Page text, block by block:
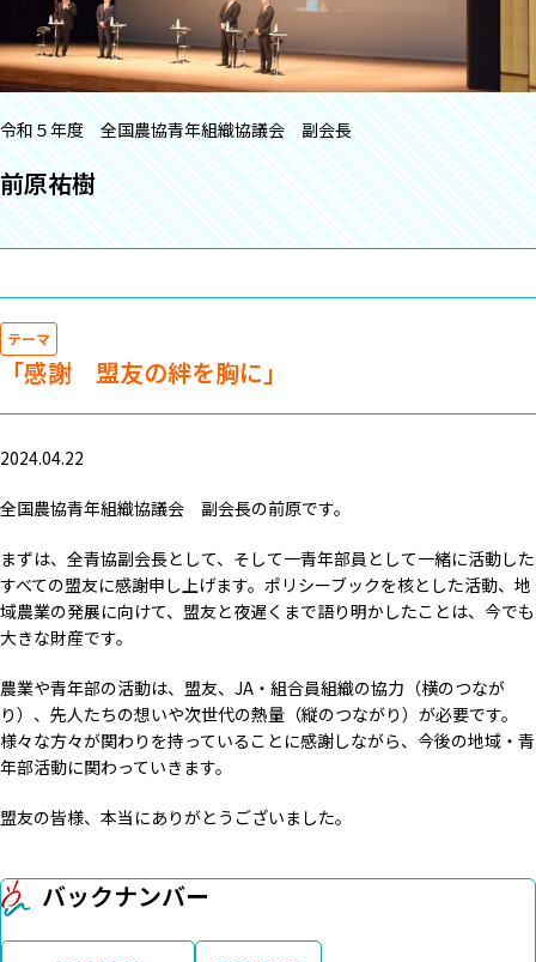
令和５年度 全国農協青年組織協議会 副会長
前原祐樹
テーマ
「感謝 盟友の絆を胸に」
2024.04.22
全国農協青年組織協議会 副会長の前原です。
まずは、全青協副会長として、そして一青年部員として一緒に活動した
すべての盟友に感謝申し上げます。ポリシーブックを核とした活動、地
域農業の発展に向けて、盟友と夜遅くまで語り明かしたことは、今でも
大きな財産です。
農業や青年部の活動は、盟友、JA・組合員組織の協力（横のつなが
り）、先人たちの想いや次世代の熱量（縦のつながり）が必要です。
様々な方々が関わりを持っていることに感謝しながら、今後の地域・青
年部活動に関わっていきます。
盟友の皆様、本当にありがとうございました。
バックナンバー